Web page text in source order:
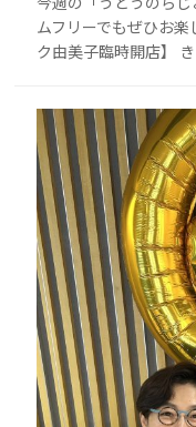
ムフリーでもぜひお
ク由美子臨時開店】